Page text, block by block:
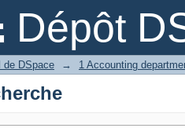
Dépôt
de DSpace →